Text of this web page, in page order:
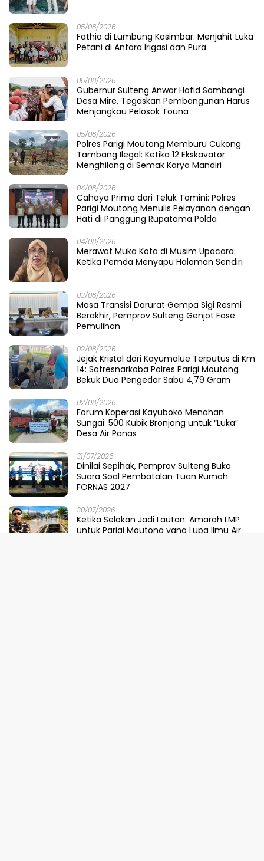
05/08/2026
Fathia di Lumbung Kasimbar: Menjahit Luka
Petani di Antara Irigasi dan Pura
05/08/2026
Gubernur Sulteng Anwar Hafid Sambangi
Desa Mire, Tegaskan Pembangunan Harus
Menjangkau Pelosok Touna
05/08/2026
Polres Parigi Moutong Memburu Cukong
Tambang Ilegal: Ketika 12 Ekskavator
Menghilang di Semak Karya Mandiri
04/08/2026
Cahaya Prima dari Teluk Tomini: Polres
Parigi Moutong Menulis Pelayanan dengan
Hati di Panggung Rupatama Polda
04/08/2026
Merawat Muka Kota di Musim Upacara:
Ketika Pemda Menyapu Halaman Sendiri
03/08/2026
Masa Transisi Darurat Gempa Sigi Resmi
Berakhir, Pemprov Sulteng Genjot Fase
Pemulihan
02/08/2026
Jejak Kristal dari Kayumalue Terputus di Km
14: Satresnarkoba Polres Parigi Moutong
Bekuk Dua Pengedar Sabu 4,79 Gram
02/08/2026
Forum Koperasi Kayuboko Menahan
Sungai: 500 Kubik Bronjong untuk “Luka”
Desa Air Panas
31/07/2026
Dinilai Sepihak, Pemprov Sulteng Buka
Suara Soal Pembatalan Tuan Rumah
FORNAS 2027
30/07/2026
Ketika Selokan Jadi Lautan: Amarah LMP
untuk Parigi Moutong yang Lupa Ilmu Air